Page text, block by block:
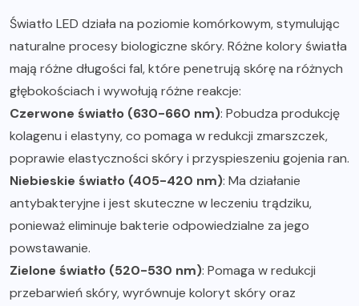
Światło LED działa na poziomie komórkowym, stymulując
naturalne procesy biologiczne skóry. Różne kolory światła
mają różne długości fal, które penetrują skórę na różnych
głębokościach i wywołują różne reakcje:
Czerwone światło (630-660 nm): Pobudza produkcję
kolagenu i elastyny, co pomaga w redukcji zmarszczek,
poprawie elastyczności skóry i przyspieszeniu gojenia ran.
Niebieskie światło (405-420 nm): Ma działanie
antybakteryjne i jest skuteczne w leczeniu trądziku,
ponieważ eliminuje bakterie odpowiedzialne za jego
powstawanie.
Zielone światło (520-530 nm): Pomaga w redukcji
przebarwień skóry, wyrównuje koloryt skóry oraz